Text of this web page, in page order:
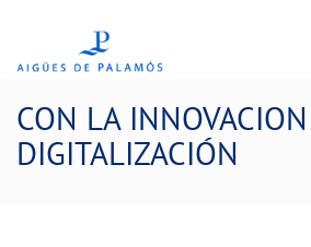
CON LA
DIGITALIZACIÓN